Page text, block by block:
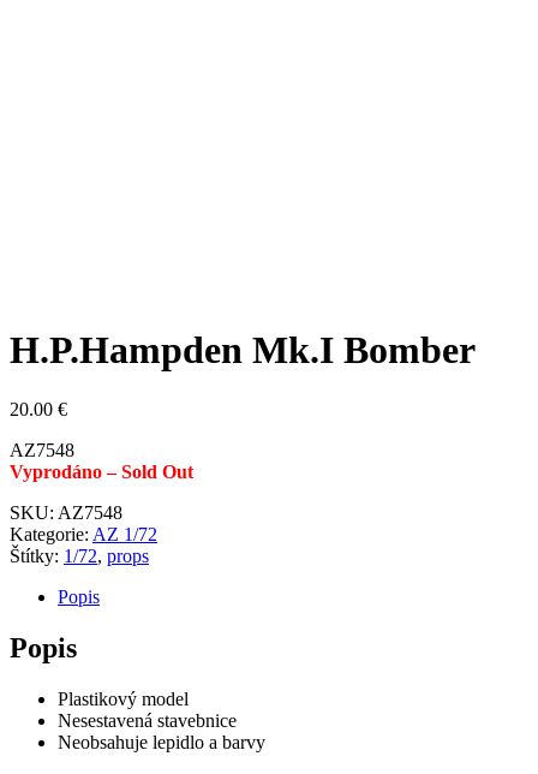
H.P.Hampden Mk.I Bomber
20.00 €
AZ7548
Vyprodáno – Sold Out
SKU: AZ7548
Kategorie: AZ 1/72
Štítky: 1/72, props
Popis
Popis
Plastikový model
Nesestavená stavebnice
Neobsahuje lepidlo a barvy